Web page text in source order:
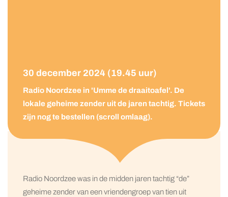
30 december 2024 (19.45 uur)
Radio Noordzee in 'Umme de draaitoafel'. De
lokale geheime zender uit de jaren tachtig. Tickets
zijn nog te bestellen (scroll omlaag).
Radio Noordzee was in de midden jaren tachtig “de”
geheime zender van een vriendengroep van tien uit